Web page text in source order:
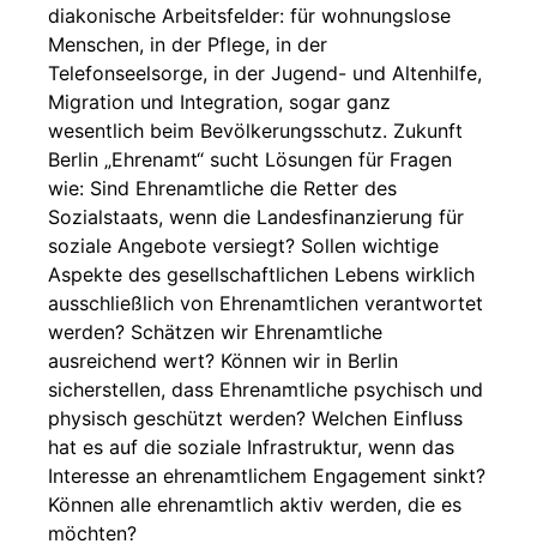
diakonische Arbeitsfelder: für wohnungslose
Menschen, in der Pflege, in der
Telefonseelsorge, in der Jugend- und Altenhilfe,
Migration und Integration, sogar ganz
wesentlich beim Bevölkerungsschutz. Zukunft
Berlin „Ehrenamt“ sucht Lösungen für Fragen
wie: Sind Ehrenamtliche die Retter des
Sozialstaats, wenn die Landesfinanzierung für
soziale Angebote versiegt? Sollen wichtige
Aspekte des gesellschaftlichen Lebens wirklich
ausschließlich von Ehrenamtlichen verantwortet
werden? Schätzen wir Ehrenamtliche
ausreichend wert? Können wir in Berlin
sicherstellen, dass Ehrenamtliche psychisch und
physisch geschützt werden? Welchen Einfluss
hat es auf die soziale Infrastruktur, wenn das
Interesse an ehrenamtlichem Engagement sinkt?
Können alle ehrenamtlich aktiv werden, die es
möchten?